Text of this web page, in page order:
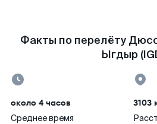
Факты по перелёту
Ыгдыр
около 4 часов
Среднее время
3103